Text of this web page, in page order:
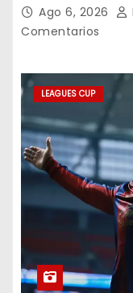
Ago 6, 2026
Comentarios
LEAGUES CUP